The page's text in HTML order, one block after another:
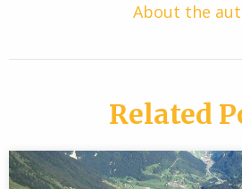
About the
Related